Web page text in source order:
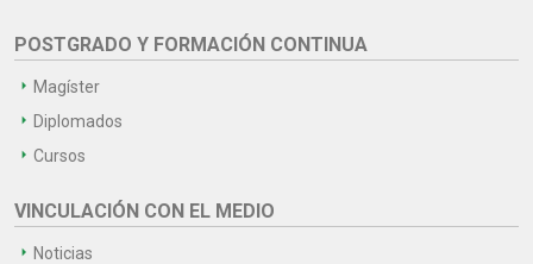
POSTGRADO Y FORMACIÓN CONTINUA
Magíster
Diplomados
Cursos
VINCULACIÓN CON EL MEDIO
Noticias